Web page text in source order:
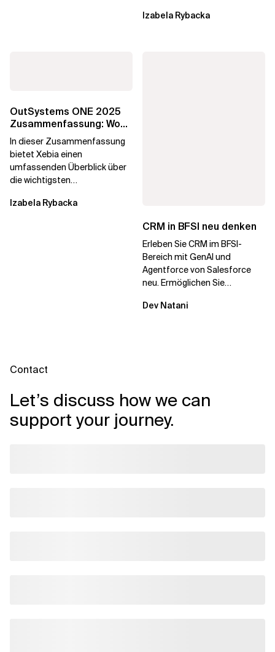
Izabela Rybacka
OutSystems ONE 2025
Zusammenfassung: Wo
Die Agentenbasierte
Zukunft Real Wurde
In dieser Zusammenfassung
bietet Xebia einen
umfassenden Überblick über
die wichtigsten
Erkenntnisse von der
Izabela Rybacka
CRM in BFSI neu denken
Erleben Sie CRM im BFSI-
Bereich mit GenAI und
Agentforce von Salesforce
neu. Ermöglichen Sie
stärkeres Kundenvertrauen
Dev Natani
Contact
Let’s discuss how we can
support your journey.